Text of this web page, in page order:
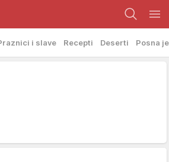
i slave Recepti Deserti Posna